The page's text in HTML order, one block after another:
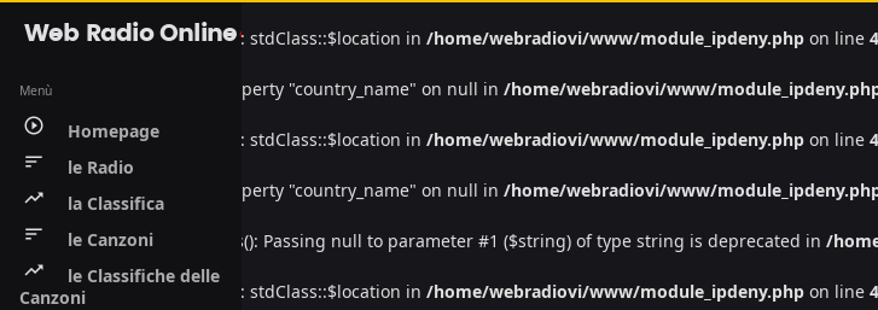
Warning: Undefined property: stdClass::$location in /home/webradiovi/www/module_ipdeny.php on line
Warning : Attempt to read property "country_name" on null in /home/webradiovi/www/
Warning: Undefined property: stdClass::$location in /home/webradiovi/www/module_ipdeny.php on line
Warning : Attempt to read property "country_name" on null in /home/webradiovi/www/
Deprecated: htmlspecialchars(): Passing null to parameter #1 ($string) of type string is deprecated in /
Warning: Undefined property: stdClass::$location in /home/webradiovi/www/module_ipdeny.php on line
Web Radio Online
Menù
play_circle_outline Homepage
sort le Radio
trending_up la Classifica
sort le Canzoni
trending_up
le Classifiche delle
Canzoni